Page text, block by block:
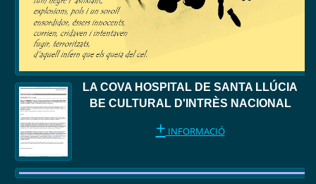
LA COVA HOSPITAL DE SANTA LLÚCIA
BE CULTURAL D'INTRÈS NACIONAL
+ INFORMACIÓ